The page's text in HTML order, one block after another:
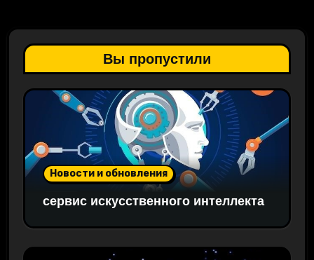
Вы пропустили
Новости и обновления
сервис искусственного интеллекта